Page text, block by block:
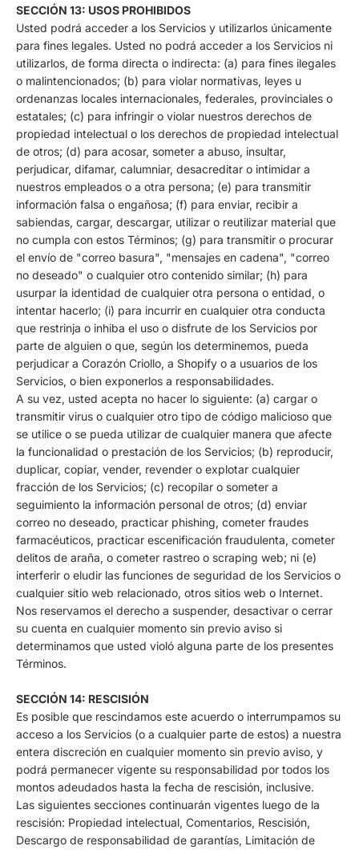
SECCIÓN 13: USOS PROHIBIDOS
Usted podrá acceder a los Servicios y utilizarlos únicamente
para fines legales. Usted no podrá acceder a los Servicios ni
utilizarlos, de forma directa o indirecta: (a) para fines ilegales
o malintencionados; (b) para violar normativas, leyes u
ordenanzas locales internacionales, federales, provinciales o
estatales; (c) para infringir o violar nuestros derechos de
propiedad intelectual o los derechos de propiedad intelectual
de otros; (d) para acosar, someter a abuso, insultar,
perjudicar, difamar, calumniar, desacreditar o intimidar a
nuestros empleados o a otra persona; (e) para transmitir
información falsa o engañosa; (f) para enviar, recibir a
sabiendas, cargar, descargar, utilizar o reutilizar material que
no cumpla con estos Términos; (g) para transmitir o procurar
el envío de "correo basura", "mensajes en cadena", "correo
no deseado" o cualquier otro contenido similar; (h) para
usurpar la identidad de cualquier otra persona o entidad, o
intentar hacerlo; (i) para incurrir en cualquier otra conducta
que restrinja o inhiba el uso o disfrute de los Servicios por
parte de alguien o que, según los determinemos, pueda
perjudicar a Corazón Criollo, a Shopify o a usuarios de los
Servicios, o bien exponerlos a responsabilidades.
A su vez, usted acepta no hacer lo siguiente: (a) cargar o
transmitir virus o cualquier otro tipo de código malicioso que
se utilice o se pueda utilizar de cualquier manera que afecte
la funcionalidad o prestación de los Servicios; (b) reproducir,
duplicar, copiar, vender, revender o explotar cualquier
fracción de los Servicios; (c) recopilar o someter a
seguimiento la información personal de otros; (d) enviar
correo no deseado, practicar phishing, cometer fraudes
farmacéuticos, practicar escenificación fraudulenta, cometer
delitos de araña, o cometer rastreo o scraping web; ni (e)
interferir o eludir las funciones de seguridad de los Servicios o
cualquier sitio web relacionado, otros sitios web o Internet.
Nos reservamos el derecho a suspender, desactivar o cerrar
su cuenta en cualquier momento sin previo aviso si
determinamos que usted violó alguna parte de los presentes
Términos.
SECCIÓN 14: RESCISIÓN
Es posible que rescindamos este acuerdo o interrumpamos su
acceso a los Servicios (o a cualquier parte de estos) a nuestra
entera discreción en cualquier momento sin previo aviso, y
podrá permanecer vigente su responsabilidad por todos los
montos adeudados hasta la fecha de rescisión, inclusive.
Las siguientes secciones continuarán vigentes luego de la
rescisión: Propiedad intelectual, Comentarios, Rescisión,
Descargo de responsabilidad de garantías, Limitación de